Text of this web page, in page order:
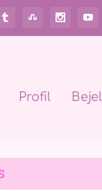
Profil